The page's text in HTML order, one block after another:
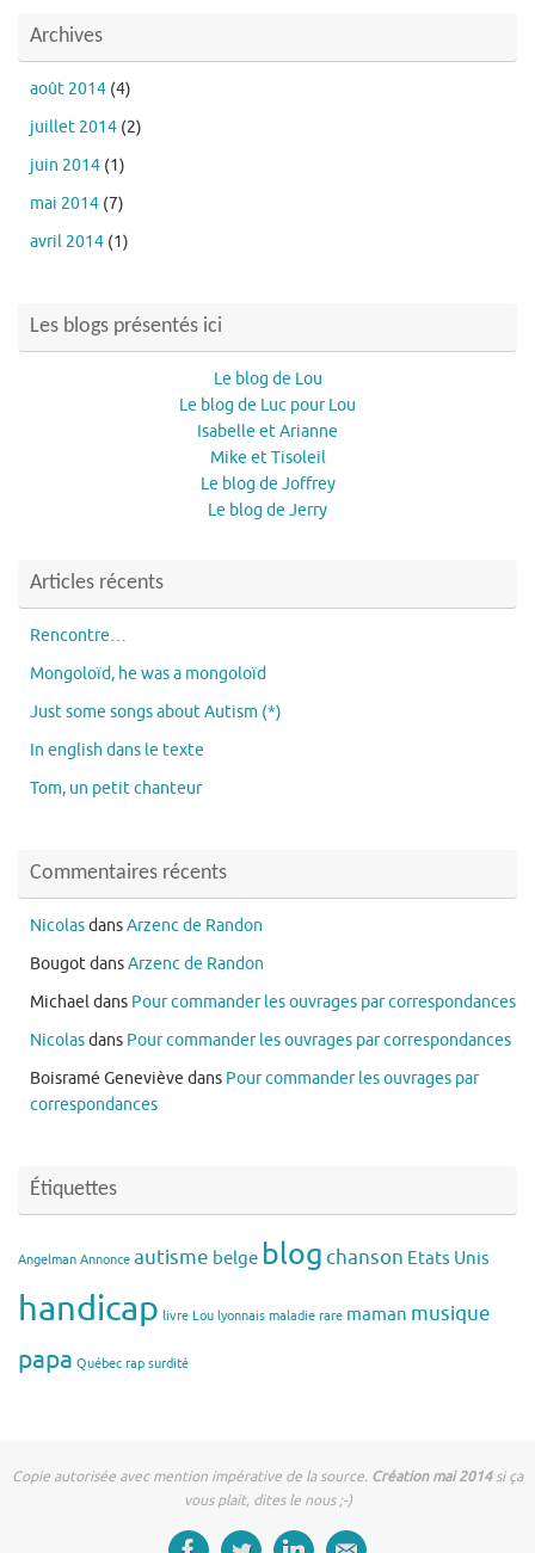
Archives
août 2014 (4)
juillet 2014 (2)
juin 2014 (1)
mai 2014 (7)
avril 2014 (1)
Les blogs présentés ici
Le blog de Lou
Le blog de Luc pour Lou
Isabelle et Arianne
Mike et Tisoleil
Le blog de Joffrey
Le blog de Jerry
Articles récents
Rencontre…
Mongoloïd, he was a mongoloïd
Just some songs about Autism (*)
In english dans le texte
Tom, un petit chanteur
Commentaires récents
NicolasdansArzenc de Randon
BougotdansArzenc de Randon
Michaeldans Pour commander les ouvrages par correspondances
Nicolasdans Pour commander les ouvrages par correspondances
Boisramé Geneviève dans Pour commander les ouvrages par
correspondances
Étiquettes
Angelman Annonce autisme belge blogchanson Etats Unis
handicap livre Lou lyonnais maladie rare maman musique
papa Québec rap surdité
Copie autorisée avec mention impérative de la source. Création mai 2014si ça
vous plait, dites le nous ;-)